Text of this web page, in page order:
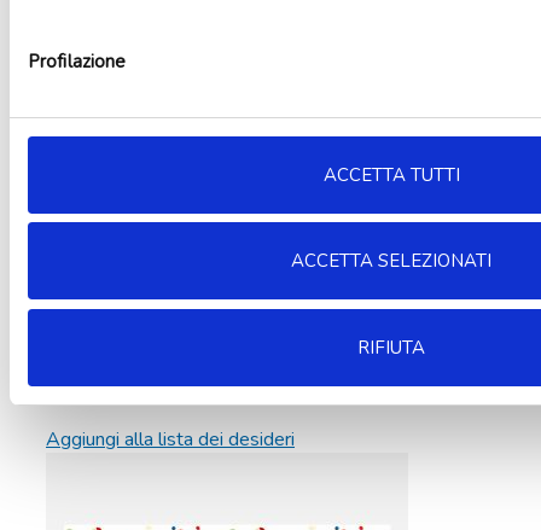
Profilazione
ACCETTA TUTTI
ACCETTA SELEZIONATI
RIFIUTA
Aggiungi alla lista dei desideri